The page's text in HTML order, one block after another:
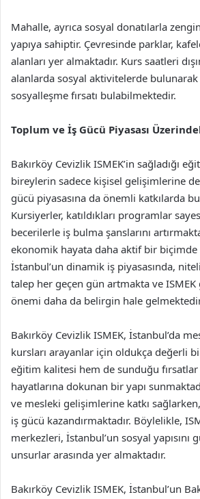
Mahalle, ayrıca sosyal donatılarla
yapıya sahiptir. Çevresinde parklar,
alanları yer almaktadır. Kurs saatleri
alanlarda sosyal aktivitelerde
sosyalleşme fırsatı bulabilmektedir.
Toplum ve İş Gücü Piyasası
Bakırköy Cevizlik ISMEK’in sağladığı
bireylerin sadece kişisel gelişimlerine
gücü piyasasına da önemli katkılarda
Kursiyerler, katıldıkları programlar
becerilerle iş bulma şanslarını
ekonomik hayata daha aktif bir biçimde
İstanbul’un dinamik iş piyasasında,
talep her geçen gün artmakta ve
önemi daha da belirgin hale
Bakırköy Cevizlik ISMEK, İstanbul’da
kursları arayanlar için oldukça değerli
eğitim kalitesi hem de sunduğu
hayatlarına dokunan bir yapı
ve mesleki gelişimlerine katkı
iş gücü kazandırmaktadır. Böylelikle,
merkezleri, İstanbul’un sosyal yapısını
unsurlar arasında yer almaktadır.
Bakırköy Cevizlik ISMEK, İstanbul’un